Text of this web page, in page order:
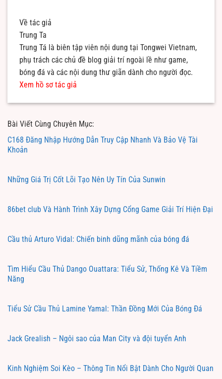
Về tác giả
Trung Ta
Trung Tá là biên tập viên nội dung tại Tongwei Vietnam,
phụ trách các chủ đề blog giải trí ngoài lề như game,
bóng đá và các nội dung thư giãn dành cho người đọc.
Xem hồ sơ tác giả
Bài Viết Cùng Chuyên Mục:
C168 Đăng Nhập Hướng Dẫn Truy Cập Nhanh Và Bảo Vệ Tài
Khoản
Những Giá Trị Cốt Lõi Tạo Nên Uy Tín Của Sunwin
86bet club Và Hành Trình Xây Dựng Cổng Game Giải Trí Hiện Đại
Cầu thủ Arturo Vidal: Chiến binh dũng mãnh của bóng đá
Tìm Hiểu Cầu Thủ Dango Ouattara: Tiểu Sử, Thống Kê Và Tiềm
Năng
Tiểu Sử Cầu Thủ Lamine Yamal: Thần Đồng Mới Của Bóng Đá
Jack Grealish – Ngôi sao của Man City và đội tuyển Anh
Kinh Nghiệm Soi Kèo – Thông Tin Nổi Bật Dành Cho Người Quan